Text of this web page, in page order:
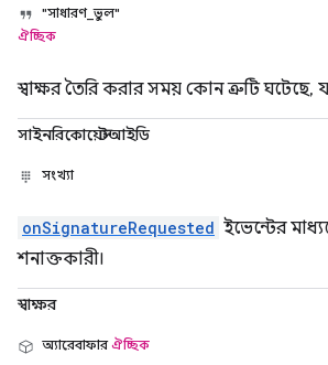
"সাধারণ_ভুল"
ঐচ্ছিক
স্বাক্ষর তৈরি করার সময় কোন ত্রুটি ঘটেছে,
সাইনরিকোয়েস্টআইডি
সংখ্যা
onSignatureRequested ইভেন্টের
শনাক্তকারী।
স্বাক্ষর
অ্যারেবাফারঐচ্ছিক